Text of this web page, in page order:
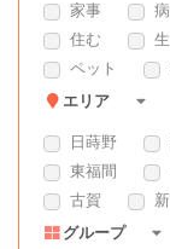
家事
住む
ペット
エリア
日蒔野
東福間
古賀
グループ